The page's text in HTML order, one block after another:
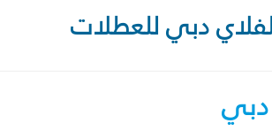
دبي للعطلات
دبي